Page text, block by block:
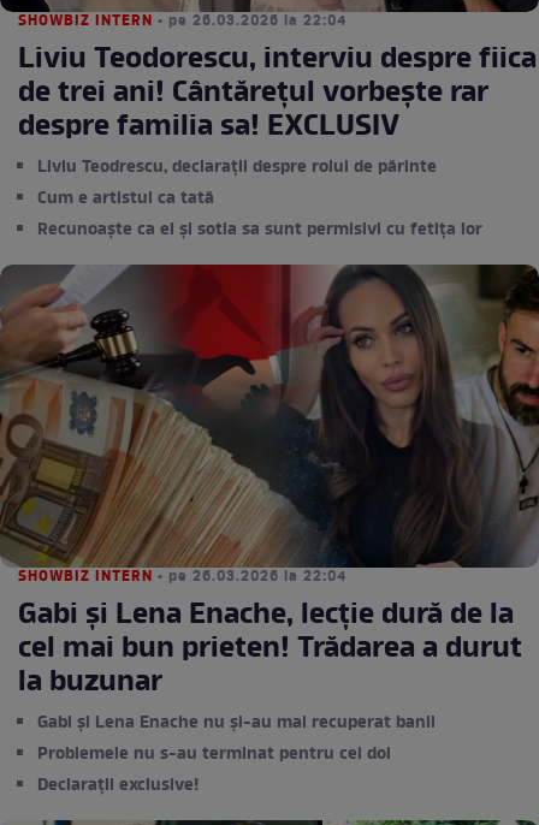
SHOWBIZ INTERN • pe 26.03.2026 la 22:04
Liviu Teodorescu, interviu despre fiica
de trei ani! Cântărețul vorbeşte rar
despre familia sa! EXCLUSIV
Liviu Teodrescu, declarații despre rolul de părinte
Cum e artistul ca tată
Recunoaște ca el și sotia sa sunt permisivi cu fetița lor
SHOWBIZ INTERN • pe 26.03.2026 la 22:04
Gabi și Lena Enache, lecţie dură de la
cel mai bun prieten! Trădarea a durut
la buzunar
Gabi și Lena Enache nu și-au mai recuperat banii
Problemele nu s-au terminat pentru cei doi
Declarații exclusive!